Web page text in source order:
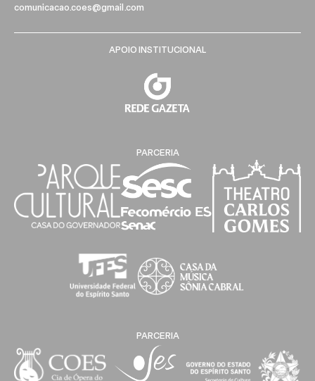
comunicacao.coes@gmail.com
APOIO INSTITUCIONAL
PARCERIA
PARCERIA